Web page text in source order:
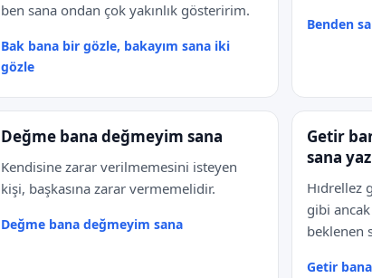
ben sana ondan çok yakınlık gösteririm.
Bak bana bir gözle, bakayım sana iki
gözle
Benden
Değme bana değmeyim sana
Kendisine zarar verilmemesini isteyen
kişi, başkasına zarar vermemelidir.
Değme bana değmeyim sana
Getir
sana
Hıdrellez
gibi
beklenen
Getir